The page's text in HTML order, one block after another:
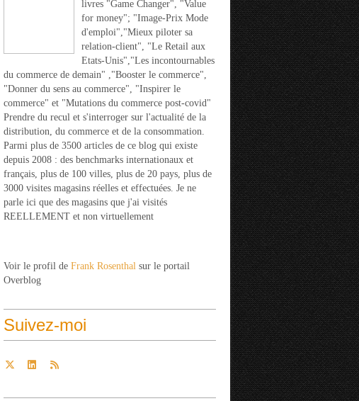
livres "Game Changer", "Value
for money"; "Image-Prix Mode
d'emploi","Mieux piloter sa
relation-client", "Le Retail aux
Etats-Unis","Les incontournables
du commerce de demain" ,"Booster le commerce",
"Donner du sens au commerce", "Inspirer le
commerce" et "Mutations du commerce post-covid"
Prendre du recul et s'interroger sur l'actualité de la
distribution, du commerce et de la consommation.
Parmi plus de 3500 articles de ce blog qui existe
depuis 2008 : des benchmarks internationaux et
français, plus de 100 villes, plus de 20 pays, plus de
3000 visites magasins réelles et effectuées. Je ne
parle ici que des magasins que j'ai visités
REELLEMENT et non virtuellement
Voir le profil de Frank Rosenthal sur le portail
Overblog
Suivez-moi